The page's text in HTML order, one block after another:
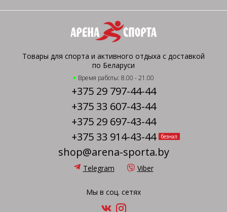
Товары для спорта и активного отдыха с доставкой
по Беларуси
Время работы: 8.00 - 21.00
+375 29 797-44-44
+375 33 607-43-44
+375 29 697-43-44
+375 33 914-43-44
безнал
shop@arena-sporta.by
Telegram Viber
Мы в соц. сетях